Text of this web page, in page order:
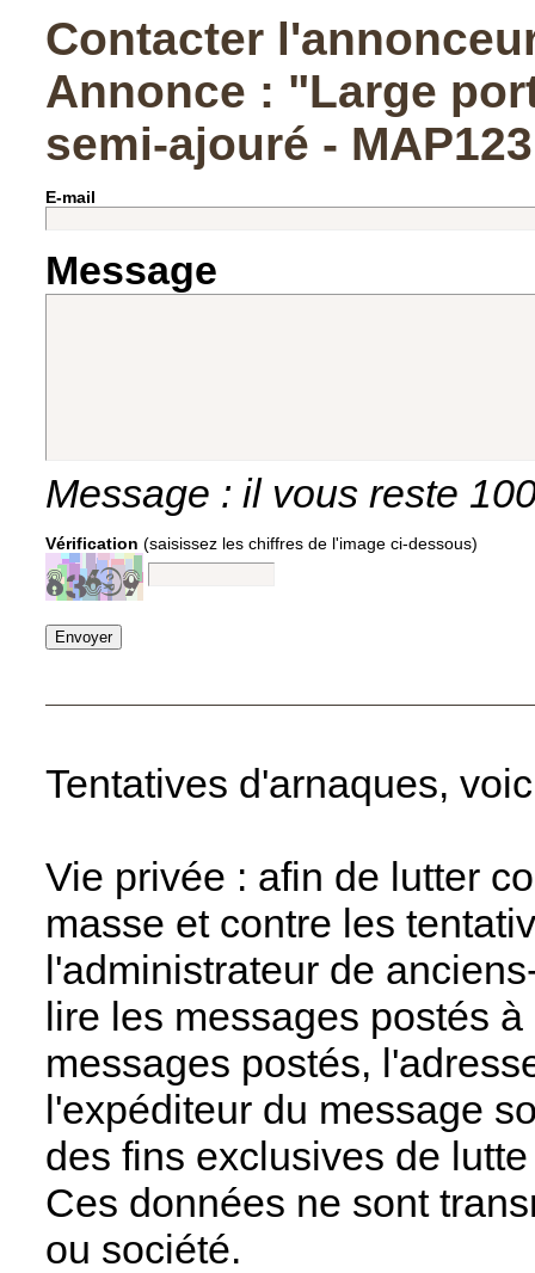
Contacter
Annonce : "Large
semi-ajouré -
E-mail
Message
Message : il vous reste
Vérification (saisissez les chiffres de l'image ci-dessous)
Tentatives d'arnaques,
Vie privée : afin de lutter
masse et contre les
l'administrateur de
lire les messages postés
messages postés,
l'expéditeur du message
des fins exclusives de
Ces données ne sont
ou société.